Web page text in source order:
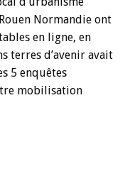
Normandie ont
en ligne, en
terres d’avenir avait
5 enquêtes
mobilisation